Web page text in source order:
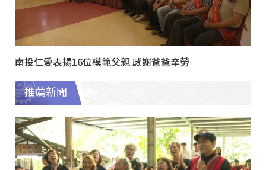
南投仁愛表揚16位模範父親 感謝爸爸辛勞
推薦新聞